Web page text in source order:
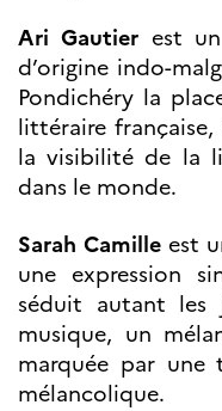
Ari Gautier est
d’origine indo-
Pondichéry la
littéraire française,
la visibilité de la
dans le monde.
Sarah Camille est
une expression
séduit autant les
musique, un
marquée par
mélancolique.